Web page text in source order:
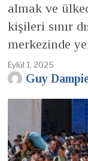
almak ve
kişileri sınır
merkezinde
Eylül 1, 2025
Guy